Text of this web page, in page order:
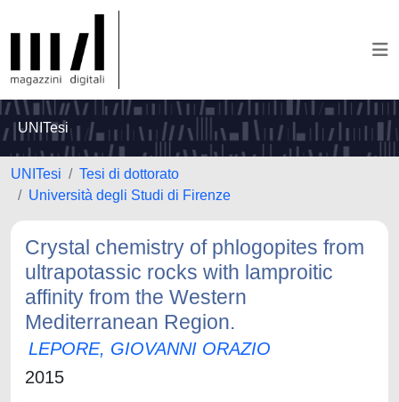
UNITesi
UNITesi
Tesi di dottorato
Università degli Studi di Firenze
Crystal chemistry of phlogopites from
ultrapotassic rocks with lamproitic
affinity from the Western
Mediterranean Region.
LEPORE, GIOVANNI ORAZIO
2015